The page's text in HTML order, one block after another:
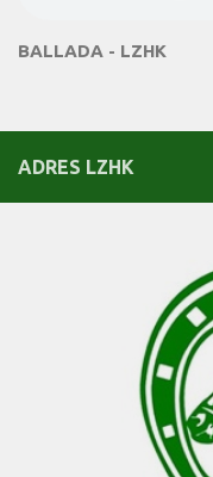
BALLADA - LZHK
ADRES LZHK